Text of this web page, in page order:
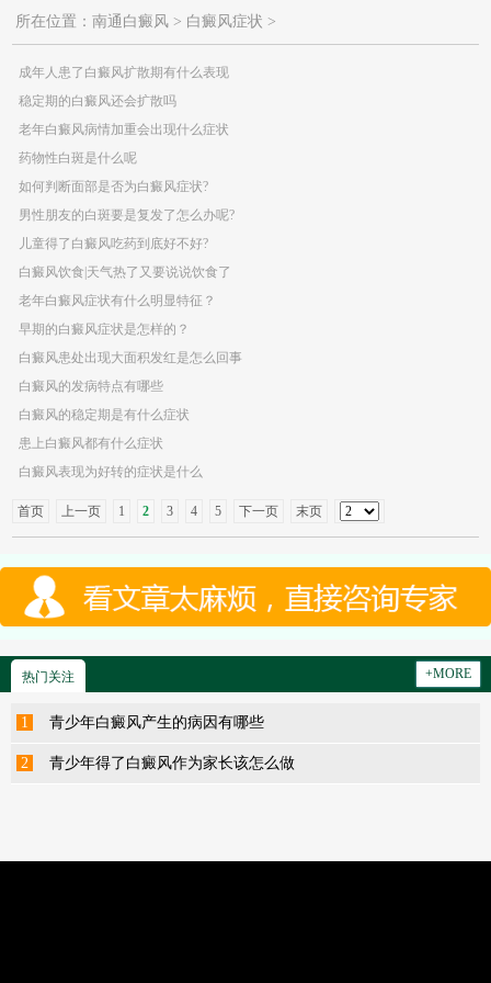
所在位置： 南通白癜风 > 白癜风症状 >
成年人患了白癜风扩散期有什么表现
稳定期的白癜风还会扩散吗
老年白癜风病情加重会出现什么症状
药物性白斑是什么呢
如何判断面部是否为白癜风症状?
男性朋友的白斑要是复发了怎么办呢?
儿童得了白癜风吃药到底好不好?
白癜风饮食|天气热了又要说说饮食了
老年白癜风症状有什么明显特征？
早期的白癜风症状是怎样的？
白癜风患处出现大面积发红是怎么回事
白癜风的发病特点有哪些
白癜风的稳定期是有什么症状
患上白癜风都有什么症状
白癜风表现为好转的症状是什么
首页 上一页 1 2 3 4 5 下一页 末页
热门关注 +MORE
1 青少年白癜风产生的病因有哪些
2 青少年得了白癜风作为家长该怎么做